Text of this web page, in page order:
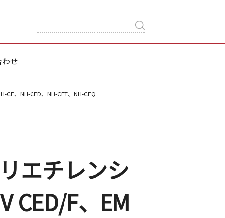
わせ
CE、NH-CED、NH-CET、NH-CEQ
エチレンシ
CED/F、EM